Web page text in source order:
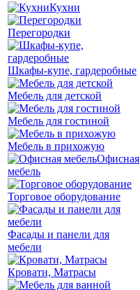
Кухни
Перегородки
Шкафы-купе, гардеробные
Мебель для детской
Мебель для гостиной
Мебель в прихожую
Офисная
мебель
Торговое оборудование
Фасады и панели для
мебели
Кровати, Матрасы